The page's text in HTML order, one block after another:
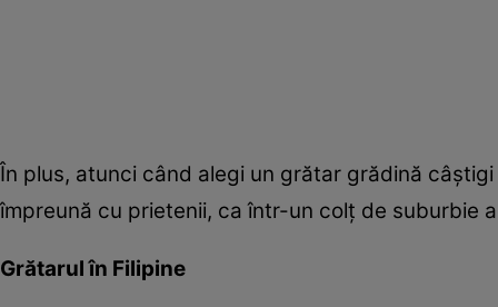
În plus, atunci când alegi un grătar grădină
împreună cu prietenii, ca într-un colț de suburbie
Grătarul în Filipine